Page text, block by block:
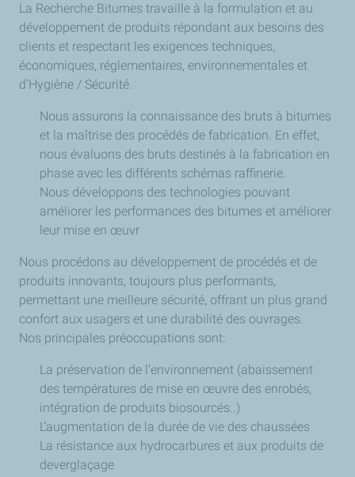
La Recherche Bitumes travaille à la formulation et au
développement de produits répondant aux besoins des
clients et respectant les exigences techniques,
économiques, réglementaires, environnementales et
d’Hygiène / Sécurité.
Nous assurons la connaissance des bruts à bitumes
et la maîtrise des procédés de fabrication. En effet,
nous évaluons des bruts destinés à la fabrication en
phase avec les différents schémas raffinerie.
Nous développons des technologies pouvant
améliorer les performances des bitumes et améliorer
leur mise en œuvr
Nous procédons au développement de procédés et de
produits innovants, toujours plus performants,
permettant une meilleure sécurité, offrant un plus grand
confort aux usagers et une durabilité des ouvrages.
Nos principales préoccupations sont:
La préservation de l’environnement (abaissement
des températures de mise en œuvre des enrobés,
intégration de produits biosourcés..)
L’augmentation de la durée de vie des chaussées
La résistance aux hydrocarbures et aux produits de
deverglaçage